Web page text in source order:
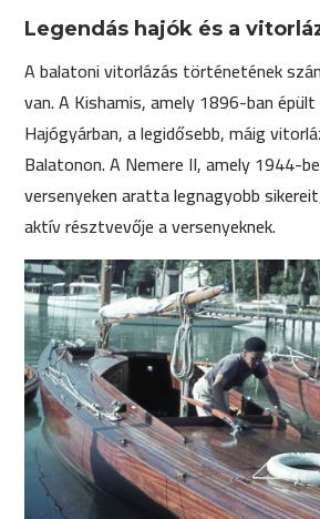
Legendás hajók és a
A balatoni vitorlázás történetének
van. A Kishamis, amely 1896-ban
Hajógyárban, a legidősebb, máig
Balatonon. A Nemere II, amely 1944-
versenyeken aratta legnagyobb
aktív résztvevője a versenyeknek.